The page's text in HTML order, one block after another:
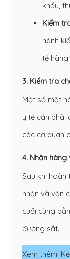
khẩu,
Kiểm
hành
tế hàng
3. Kiểm tra
Một số mặt
y tế cần phải
các cơ quan
4. Nhận hàng
Sau khi
nhận và vận
cuối cùng
đường sắt.
Xem thêm: